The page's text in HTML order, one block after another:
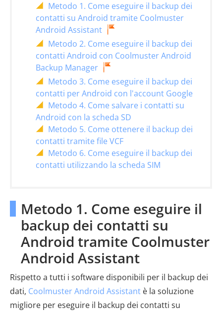
Metodo 1. Come eseguire il backup dei
contatti su Android tramite Coolmuster
Android Assistant
Metodo 2. Come eseguire il backup dei
contatti Android con Coolmuster Android
Backup Manager
Metodo 3. Come eseguire il backup dei
contatti per Android con l'account Google
Metodo 4. Come salvare i contatti su
Android con la scheda SD
Metodo 5. Come ottenere il backup dei
contatti tramite file VCF
Metodo 6. Come eseguire il backup dei
contatti utilizzando la scheda SIM
Metodo 1. Come eseguire il
backup dei contatti su
Android tramite Coolmuster
Android Assistant
Rispetto a tutti i software disponibili per il backup dei
dati, Coolmuster Android Assistant è la soluzione
migliore per eseguire il backup dei contatti su